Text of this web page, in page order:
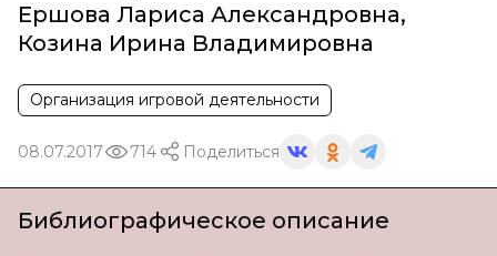
Ершова Лариса Александровна,
Козина Ирина Владимировна
Организация игровой деятельности
08.07.2017 714 Поделиться
Библиографическое описание